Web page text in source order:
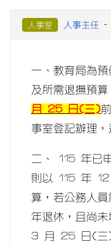
人事室 人事主任 -
一、教育局為
及所需退撫預
月 25 日(三)
事室登記辦理，
二、 115 年已
則以 115 年
算，若公務人
年退休，且尚
3 月 25 日(三)